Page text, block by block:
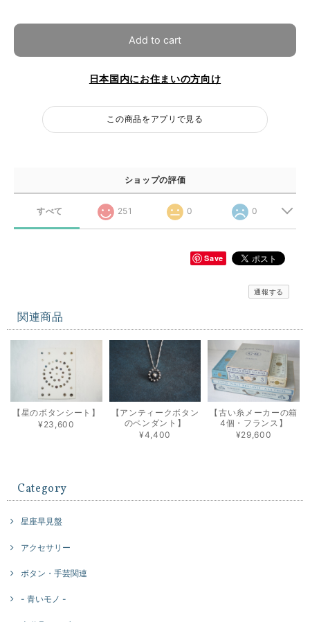
Add to cart
日本国内にお住まいの方向け
この商品をアプリで見る
ショップの評価
すべて 251 0 0
Save
通報する
関連商品
【星のボタンシート】
¥23,600
【アンティークボタン
のペンダント】
¥4,400
【古い糸メーカーの箱
4個・フランス】
¥29,600
Category
星座早見盤
アクセサリー
ボタン・手芸関連
- 青いモノ -